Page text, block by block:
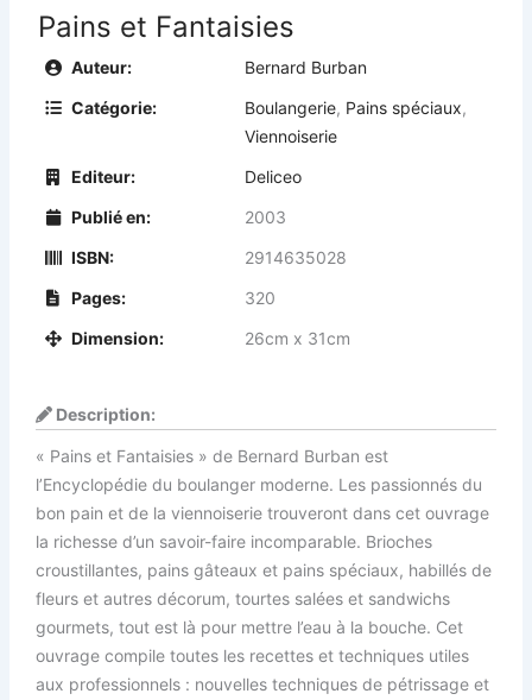
Pains et Fantaisies
Auteur:
Bernard Burban
Catégorie:
Boulangerie, Pains spéciaux,
Viennoiserie
Editeur:
Deliceo
Publié en:
2003
ISBN:
2914635028
Pages:
320
Dimension:
26cm x 31cm
Description:
« Pains et Fantaisies » de Bernard Burban est
l’Encyclopédie du boulanger moderne. Les passionnés du
bon pain et de la viennoiserie trouveront dans cet ouvrage
la richesse d’un savoir-faire incomparable. Brioches
croustillantes, pains gâteaux et pains spéciaux, habillés de
fleurs et autres décorum, tourtes salées et sandwichs
gourmets, tout est là pour mettre l’eau à la bouche. Cet
ouvrage compile toutes les recettes et techniques utiles
aux professionnels : nouvelles techniques de pétrissage et